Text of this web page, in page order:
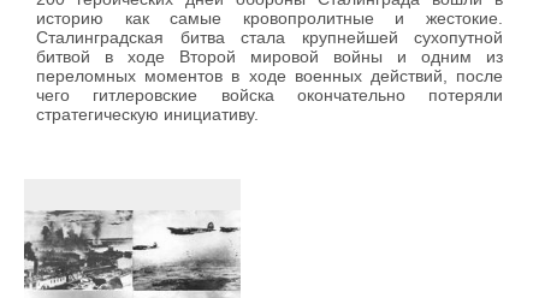
историю как самые кровопролитные и жестокие.
Сталинградская битва стала крупнейшей сухопутной
битвой в ходе Второй мировой войны и одним из
переломных моментов в ходе военных действий, после
чего гитлеровские войска окончательно потеряли
стратегическую инициативу.